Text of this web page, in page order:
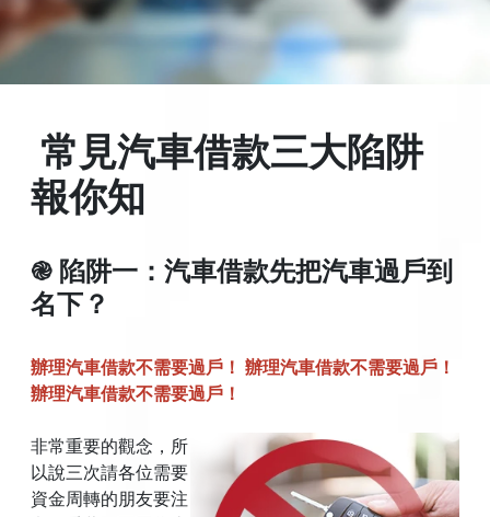
常見汽車借款三大陷阱
報你知
֎ 陷阱一：汽車借款先把汽車過戶到
名下？
辦理汽車借款不需要過戶！ 辦理汽車借款不需要過戶！
辦理汽車借款不需要過戶！
非常重要的觀念，所
以說三次請各位需要
資金周轉的朋友要注